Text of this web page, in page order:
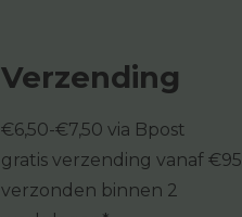
Verzending
€6,50-€7,50 via Bpost
gratis verzending vanaf €95
verzonden binnen 2